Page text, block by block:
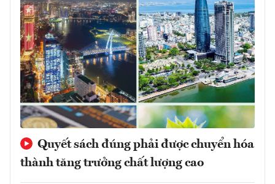
Quyết sách đúng phải được chuyển hóa
thành tăng trưởng chất lượng cao